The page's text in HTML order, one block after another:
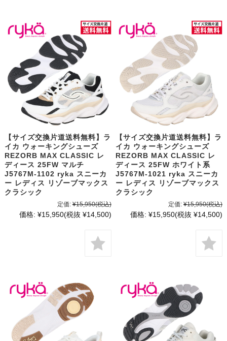
【サイズ交換片道送料無料】ラ
イカ ウォーキングシューズ
REZORB MAX CLASSIC レ
ディース 25FW マルチ
J5767M-1102 ryka スニーカ
ー レディス リゾーブマックス
クラシック
定価: ¥15,950(税込)
価格: ¥15,950(税抜 ¥14,500)
【サイズ交換片道送料無料】ラ
イカ ウォーキングシューズ
REZORB MAX CLASSIC レ
ディース 25FW ホワイト系
J5767M-1021 ryka スニーカ
ー レディス リゾーブマックス
クラシック
定価: ¥15,950(税込)
価格: ¥15,950(税抜 ¥14,500)